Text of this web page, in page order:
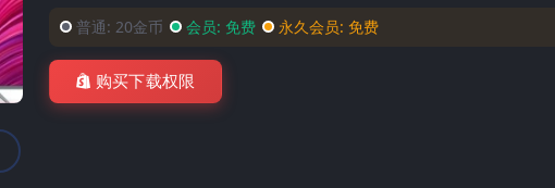
普通: 20金币 会员: 免费 永久会员:免费
购买下载权限